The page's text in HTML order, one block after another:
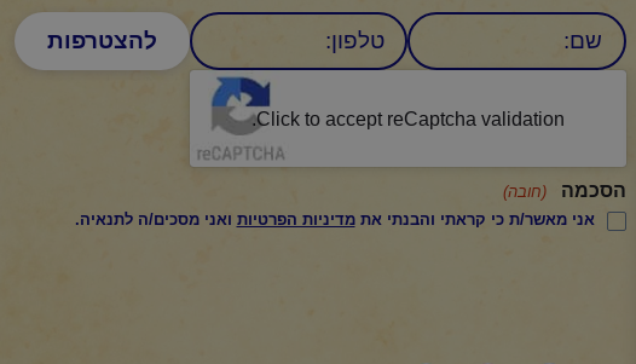
שם טלפון:
Click to accept reCaptcha validation.
הסכמה
(חובה)
אני מאשר/ת כי קראתי והבנתי אתמדיניות הפרטיות